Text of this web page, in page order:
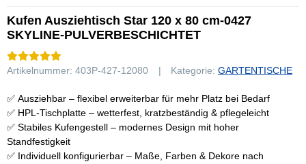
Kufen Ausziehtisch Star 120 x 80 cm-0427
SKYLINE-PULVERBESCHICHTET
Artikelnummer: 403P-427-12080 Kategorie: GARTENTISCHE
✅ Ausziehbar – flexibel erweiterbar für mehr Platz bei Bedarf
✅ HPL-Tischplatte – wetterfest, kratzbeständig & pflegeleicht
✅ Stabiles Kufengestell – modernes Design mit hoher
Standfestigkeit
✅ Individuell konfigurierbar – Maße, Farben & Dekore nach